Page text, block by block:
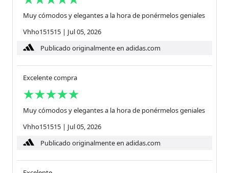
Muy cómodos y elegantes a la hora de ponérmelos geniales
Vhho151515 | Jul 05, 2026
Publicado originalmente en adidas.com
Excelente compra
Muy cómodos y elegantes a la hora de ponérmelos geniales
Vhho151515 | Jul 05, 2026
Publicado originalmente en adidas.com